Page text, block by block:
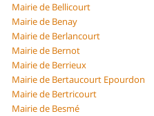
Mairie de Bellicourt
Mairie de Benay
Mairie de Berlancourt
Mairie de Bernot
Mairie de Berrieux
Mairie de Bertaucourt Epourdon
Mairie de Bertricourt
Mairie de Besmé